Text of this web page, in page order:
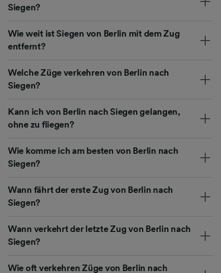
Siegen?
Wie weit ist Siegen von Berlin mit dem Zug
entfernt?
Welche Züge verkehren von Berlin nach
Siegen?
Kann ich von Berlin nach Siegen gelangen,
ohne zu fliegen?
Wie komme ich am besten von Berlin nach
Siegen?
Wann fährt der erste Zug von Berlin nach
Siegen?
Wann verkehrt der letzte Zug von Berlin nach
Siegen?
Wie oft verkehren Züge von Berlin nach